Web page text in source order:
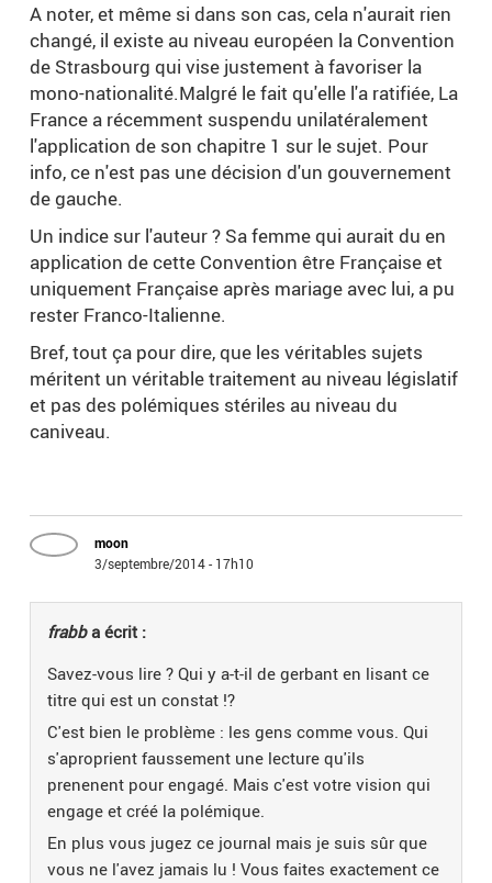
A noter, et même si dans son cas, cela n'aurait rien
changé, il existe au niveau européen la Convention
de Strasbourg qui vise justement à favoriser la
mono-nationalité.Malgré le fait qu'elle l'a ratifiée, La
France a récemment suspendu unilatéralement
l'application de son chapitre 1 sur le sujet. Pour
info, ce n'est pas une décision d'un gouvernement
de gauche.
Un indice sur l'auteur ? Sa femme qui aurait du en
application de cette Convention être Française et
uniquement Française après mariage avec lui, a pu
rester Franco-Italienne.
Bref, tout ça pour dire, que les véritables sujets
méritent un véritable traitement au niveau législatif
et pas des polémiques stériles au niveau du
caniveau.
moon
3/septembre/2014 - 17h10
frabba écrit :
Savez-vous lire ? Qui y a-t-il de gerbant en lisant ce
titre qui est un constat !?
C'est bien le problème : les gens comme vous. Qui
s'aproprient faussement une lecture qu'ils
prenenent pour engagé. Mais c'est votre vision qui
engage et créé la polémique.
En plus vous jugez ce journal mais je suis sûr que
vous ne l'avez jamais lu ! Vous faites exactement ce